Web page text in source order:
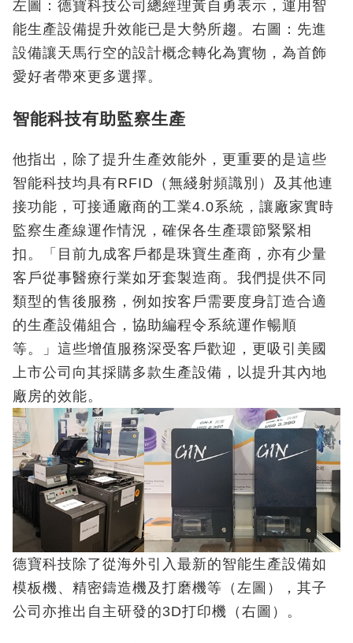
左圖：德寶科技公司總經理黃自勇表示，運用智
能生產設備提升效能已是大勢所趨。右圖：先進
設備讓天馬行空的設計概念轉化為實物，為首飾
愛好者帶來更多選擇。
智能科技有助監察生產
他指出，除了提升生產效能外，更重要的是這些
智能科技均具有RFID（無綫射頻識別）及其他連
接功能，可接通廠商的工業4.0系統，讓廠家實時
監察生產線運作情況，確保各生產環節緊緊相
扣。「目前九成客戶都是珠寶生產商，亦有少量
客戶從事醫療行業如牙套製造商。我們提供不同
類型的售後服務，例如按客戶需要度身訂造合適
的生產設備組合，協助編程令系統運作暢順
等。」這些增值服務深受客戶歡迎，更吸引美國
上市公司向其採購多款生產設備，以提升其內地
廠房的效能。
德寶科技除了從海外引入最新的智能生產設備如
模板機、精密鑄造機及打磨機等（左圖），其子
公司亦推出自主研發的3D打印機（右圖）。